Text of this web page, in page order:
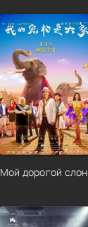
Мой дорогой слон